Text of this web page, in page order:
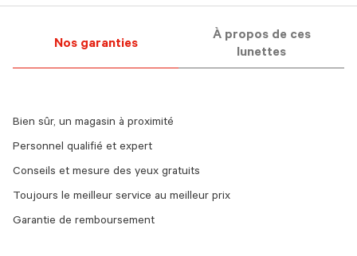
Nos garanties
À propos de ces
lunettes
Bien sûr, un magasin à proximité
Personnel qualifié et expert
Conseils et mesure des yeux gratuits
Toujours le meilleur service au meilleur prix
Garantie de remboursement